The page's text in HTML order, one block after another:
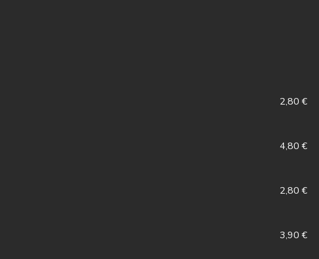
2,80 €
4,80 €
2,80 €
3,90 €